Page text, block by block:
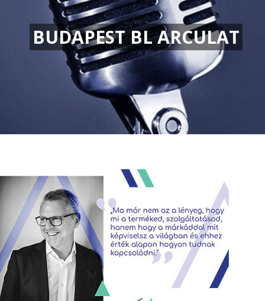
BUDAPEST BL ARCULAT